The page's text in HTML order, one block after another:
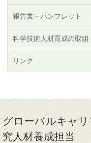
報告書・パンフレット
科学技術人材育成の取組
リンク
グローバルキャ
究人材養成担当